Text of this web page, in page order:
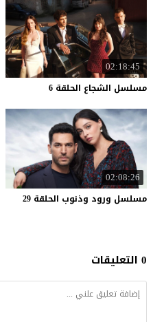
02:18:45
مسلسل الشجاع الحلقة 6
02:08:26
مسلسل ورود وذنوب الحلقة 29
0 التعليقات